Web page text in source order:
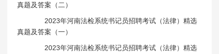
真题及答案（二）
2023年河南法检系统书记员招聘考试（法律）精选
真题及答案（一）
2023年河南法检系统书记员招聘考试（法律）精选